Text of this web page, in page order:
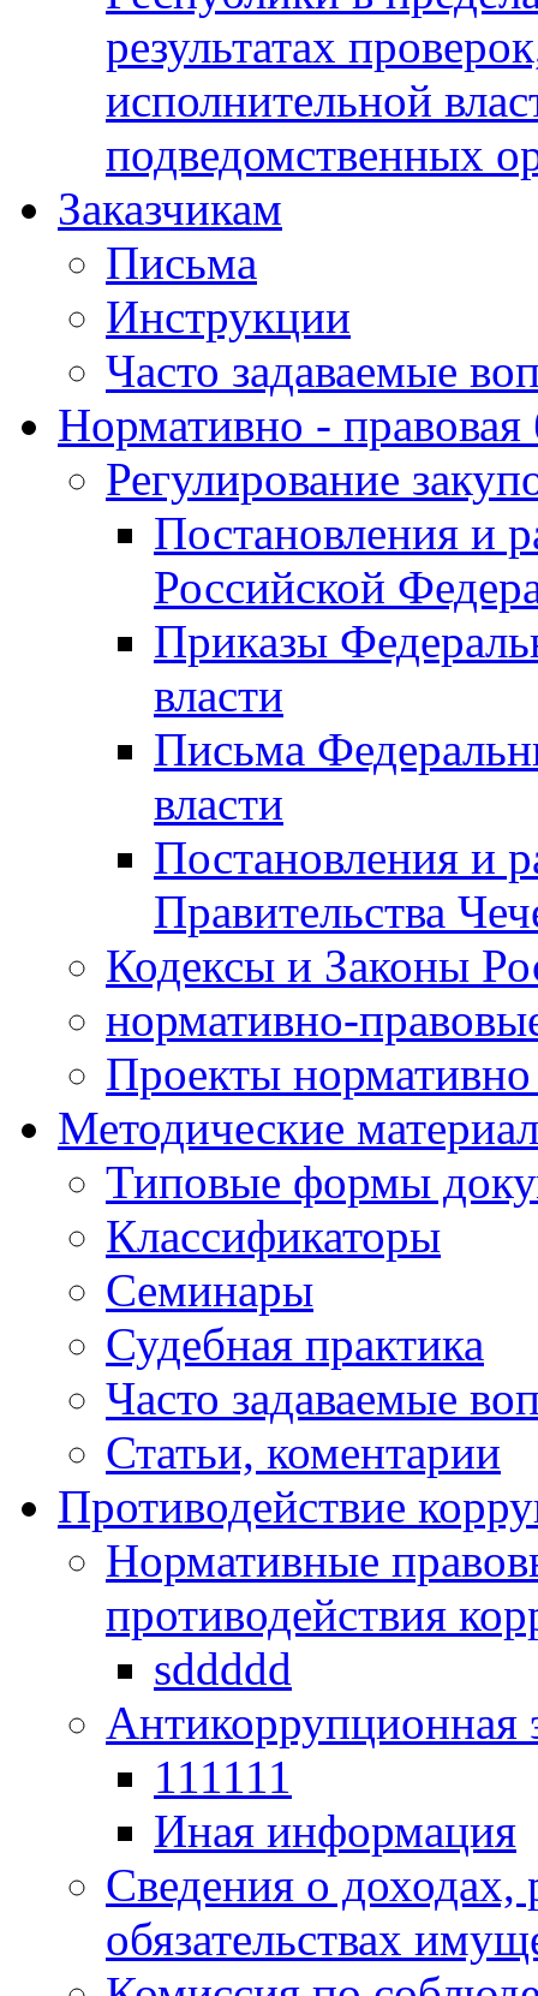
результатах
исполнительной
подведомственных
Заказчикам
Письма
Инструкции
Часто задаваемые
Нормативно - правовая
Регулирование
Постановления и
Российской
Приказы
власти
Письма
власти
Постановления и
Правительства
Кодексы и Законы
нормативно-
Проекты
Методические
Типовые формы
Классификаторы
Семинары
Судебная практика
Часто задаваемые
Статьи, коментарии
Противодействие
Нормативные
противодействия
sddddd
Антикоррупционная
111111
Иная информация
Сведения о доходах,
обязательствах